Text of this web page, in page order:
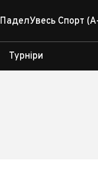
ПаделУвесь Спорт
Турніри